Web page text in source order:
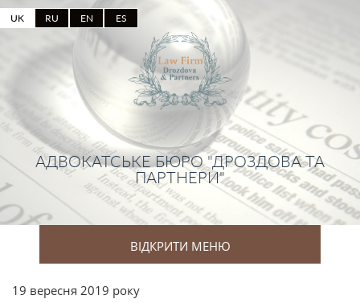
UK RU EN ES
АДВОКАТСЬКЕ БЮРО "ДРОЗДОВА ТА
ПАРТНЕРИ"
ВІДКРИТИ МЕНЮ
19 вересня 2019 року